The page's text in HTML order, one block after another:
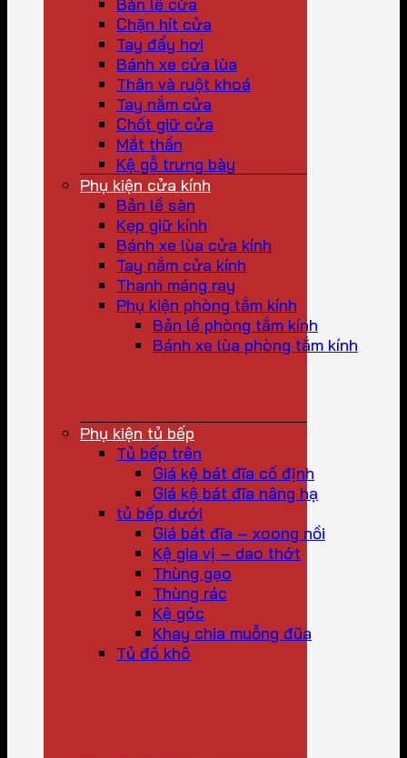
Chặn hít cửa
Tay đẩy hơi
Bánh xe cửa lùa
Thân và ruột khoá
Tay nắm cửa
Chốt giữ cửa
Mắt thần
Kệ gỗ trưng bày
Phụ kiện cửa kính
Bản lề sàn
Kẹp giữ kính
Bánh xe lùa cửa kính
Tay nắm cửa kính
Thanh máng ray
Phụ kiện phòng tắm kính
Bản lề phòng tắm kính
Bánh xe lùa phòng tắm kính
Phụ kiện tủ bếp
Tủ bếp trên
Giá kệ bát đĩa cố định
Giá kệ bát đĩa nâng hạ
tủ bếp dưới
Giá bát đĩa – xoong nồi
Kệ gia vị – dao thớt
Thùng gạo
Thùng rác
Kệ góc
Khay chia muỗng đũa
Tủ đồ khô